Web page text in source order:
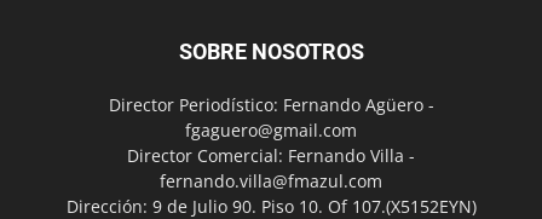
SOBRE NOSOTROS
Director Periodístico: Fernando Agüero -
fgaguero@gmail.com
Director Comercial: Fernando Villa -
fernando.villa@fmazul.com
Dirección: 9 de Julio 90. Piso 10. Of 107.(X5152EYN)